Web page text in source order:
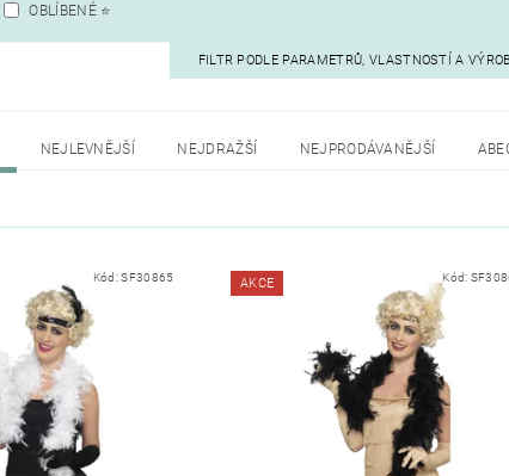
OBLÍBENÉ ⭐️
FILTR PODLE PARAMETRŮ, VLASTNOSTÍ A
NEJLEVNĚJŠÍ NEJDRAŽŠÍ NEJPRODÁVANĚJŠÍ
Kód:SF30865 AKCE Kód: